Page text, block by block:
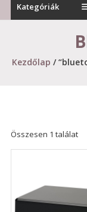
Kategóriák
Kezdőlap /
Összesen 1 találat